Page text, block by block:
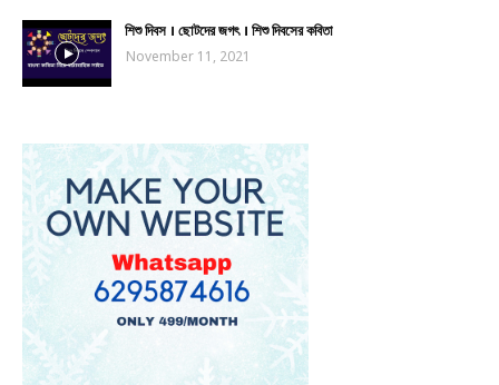
শিশু দিবস । ছোটদের জগৎ । শিশু দিবসের কবিতা
November 11, 2021